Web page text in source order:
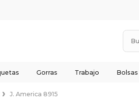
Gorras Trabajo Bolsas
J. America 8915